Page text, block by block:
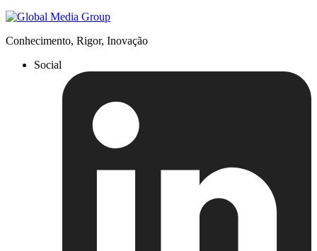
Conhecimento, Rigor, Inovação
Social